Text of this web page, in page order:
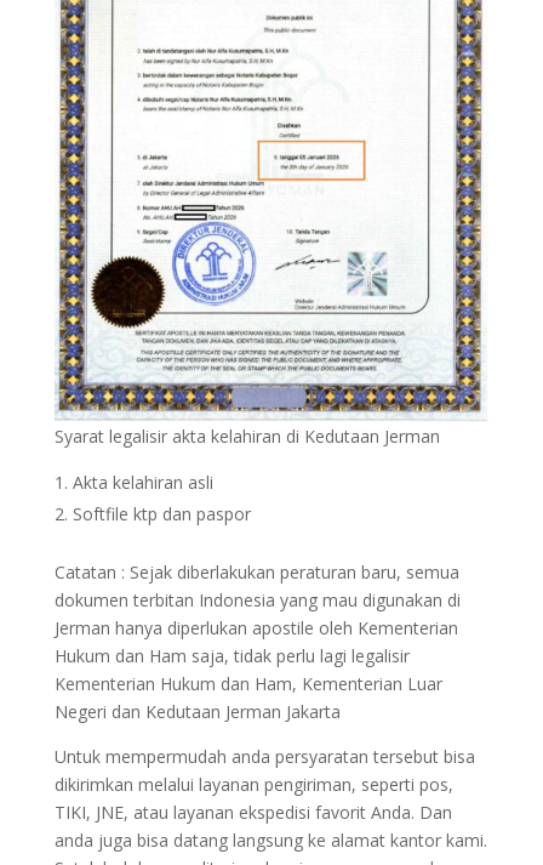
Syarat legalisir akta kelahiran di Kedutaan Jerman
Akta kelahiran asli
Softfile ktp dan paspor
Catatan : Sejak diberlakukan peraturan baru, semua
dokumen terbitan Indonesia yang mau digunakan di
Jerman hanya diperlukan apostile oleh Kementerian
Hukum dan Ham saja, tidak perlu lagi legalisir
Kementerian Hukum dan Ham, Kementerian Luar
Negeri dan Kedutaan Jerman Jakarta
Untuk mempermudah anda persyaratan tersebut bisa
dikirimkan melalui layanan pengiriman, seperti pos,
TIKI, JNE, atau layanan ekspedisi favorit Anda. Dan
anda juga bisa datang langsung ke alamat kantor kami.